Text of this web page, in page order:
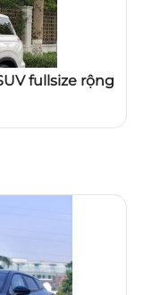
fullsize rộng